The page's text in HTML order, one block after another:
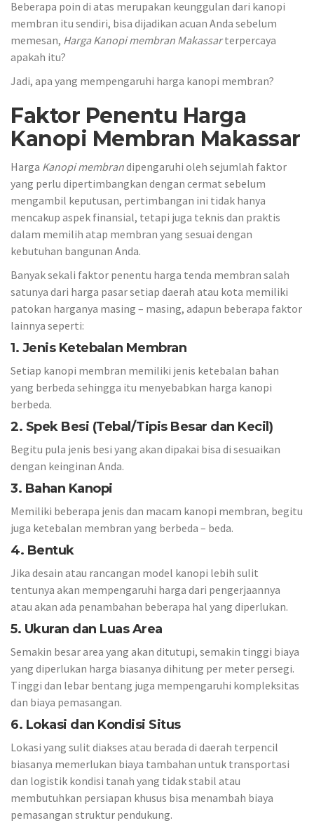
Beberapa poin di atas merupakan keunggulan dari kanopi
membran itu sendiri, bisa dijadikan acuan Anda sebelum
memesan, Harga Kanopi membran Makassarterpercaya
apakah itu?
Jadi, apa yang mempengaruhi harga kanopi membran?
Faktor Penentu Harga
Kanopi Membran Makassar
Harga Kanopimembrandipengaruhi oleh sejumlah faktor
yang perlu dipertimbangkan dengan cermat sebelum
mengambil keputusan, pertimbangan ini tidak hanya
mencakup aspek finansial, tetapi juga teknis dan praktis
dalam memilih atap membran yang sesuai dengan
kebutuhan bangunan Anda.
Banyak sekali faktor penentu harga tenda membran salah
satunya dari harga pasar setiap daerah atau kota memiliki
patokan harganya masing – masing, adapun beberapa faktor
lainnya seperti:
1. Jenis Ketebalan Membran
Setiap kanopi membran memiliki jenis ketebalan bahan
yang berbeda sehingga itu menyebabkan harga kanopi
berbeda.
2. Spek Besi (Tebal/Tipis Besar dan Kecil)
Begitu pula jenis besi yang akan dipakai bisa di sesuaikan
dengan keinginan Anda.
3. Bahan Kanopi
Memiliki beberapa jenis dan macam kanopi membran, begitu
juga ketebalan membran yang berbeda – beda.
4. Bentuk
Jika desain atau rancangan model kanopi lebih sulit
tentunya akan mempengaruhi harga dari pengerjaannya
atau akan ada penambahan beberapa hal yang diperlukan.
5. Ukuran dan Luas Area
Semakin besar area yang akan ditutupi, semakin tinggi biaya
yang diperlukan harga biasanya dihitung per meter persegi.
Tinggi dan lebar bentang juga mempengaruhi kompleksitas
dan biaya pemasangan.
6. Lokasi dan Kondisi Situs
Lokasi yang sulit diakses atau berada di daerah terpencil
biasanya memerlukan biaya tambahan untuk transportasi
dan logistik kondisi tanah yang tidak stabil atau
membutuhkan persiapan khusus bisa menambah biaya
pemasangan struktur pendukung.